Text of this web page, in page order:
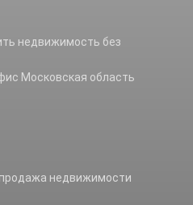
недвижимость без
Московская область